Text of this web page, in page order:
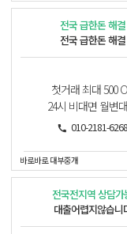
전국 급한돈 해결
전국 급한돈 해결
첫거래 최대 500
24시 비대면 월변
010-2181-6268
바로바로 대부중개
전국전지역 상담가
대출어렵지않습니